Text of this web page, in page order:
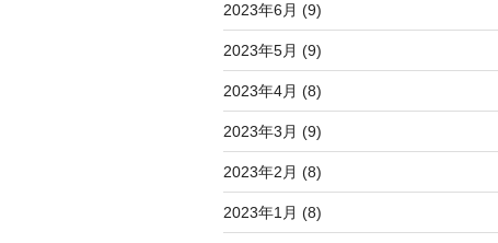
2023年6月 (9)
2023年5月 (9)
2023年4月 (8)
2023年3月 (9)
2023年2月 (8)
2023年1月 (8)